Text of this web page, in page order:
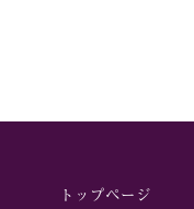
トップページ